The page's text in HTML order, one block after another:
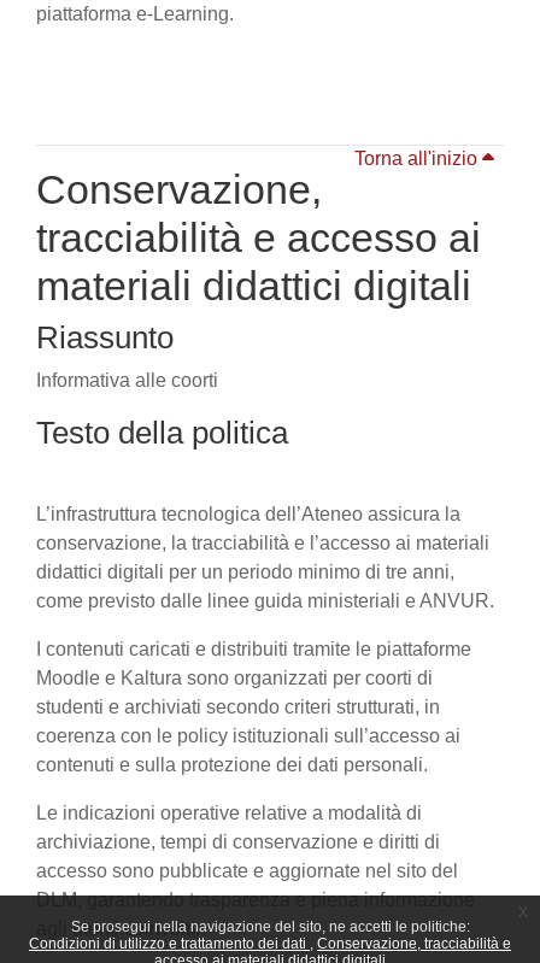
Se prosegui nella navigazione del sito, ne accetti le politiche:
Condizioni di utilizzo e trattamento dei dati
Conservazione, tracciabilità e
piattaforma e-Learning.
Torna all'inizio
Conservazione,
tracciabilità e accesso ai
materiali didattici digitali
Riassunto
Informativa alle coorti
Testo della politica
L’infrastruttura tecnologica dell’Ateneo assicura la
conservazione, la tracciabilità e l’accesso ai materiali
didattici digitali per un periodo minimo di tre anni,
come previsto dalle linee guida ministeriali e ANVUR.
I contenuti caricati e distribuiti tramite le piattaforme
Moodle e Kaltura sono organizzati per coorti di
studenti e archiviati secondo criteri strutturati, in
coerenza con le policy istituzionali sull’accesso ai
contenuti e sulla protezione dei dati personali.
Le indicazioni operative relative a modalità di
archiviazione, tempi di conservazione e diritti di
accesso sono pubblicate e aggiornate nel sito del
DLM, garantendo trasparenza e piena informazione
agli utenti coinvolti.